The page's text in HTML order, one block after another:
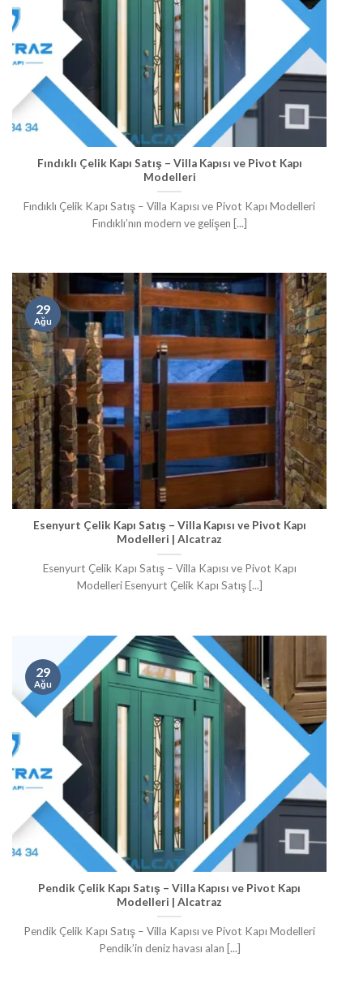
Fındıklı Çelik Kapı Satış – Villa Kapısı ve Pivot Kapı
Modelleri
Fındıklı Çelik Kapı Satış – Villa Kapısı ve Pivot Kapı Modelleri
Fındıklı’nın modern ve gelişen [...]
Esenyurt Çelik Kapı Satış – Villa Kapısı ve Pivot Kapı
Modelleri | Alcatraz
Esenyurt Çelik Kapı Satış – Villa Kapısı ve Pivot Kapı
Modelleri Esenyurt Çelik Kapı Satış [...]
29
Ağu
Pendik Çelik Kapı Satış – Villa Kapısı ve Pivot Kapı
Modelleri | Alcatraz
Pendik Çelik Kapı Satış – Villa Kapısı ve Pivot Kapı Modelleri
Pendik’in deniz havası alan [...]
29
Ağu